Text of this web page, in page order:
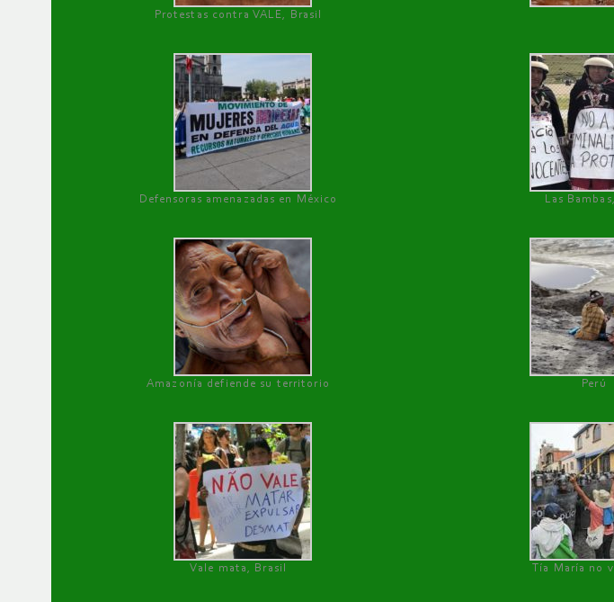
Protestas contra VALE, Brasil
Defensoras amenazadas en México Las
Amazonía defiende su territorio Perú
Vale mata, Brasil Tía María no